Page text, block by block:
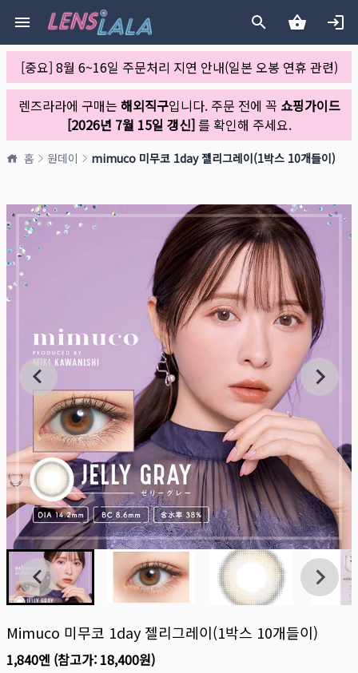
[중요] 8월 6~16일 주문처리 지연 안내(일본 오봉 연휴 관련)
렌즈라라에 구매는 해외직구입니다. 주문 전에 꼭 쇼핑가이드
[2026년 7월 15일 갱신]를 확인해 주세요.
홈 원데이 mimuco 미무코 1day 젤리그레이(1박스 10개들이)
Mimuco 미무코 1day 젤리그레이(1박스 10개들이)
1,840엔 (참고가: 18,400원)